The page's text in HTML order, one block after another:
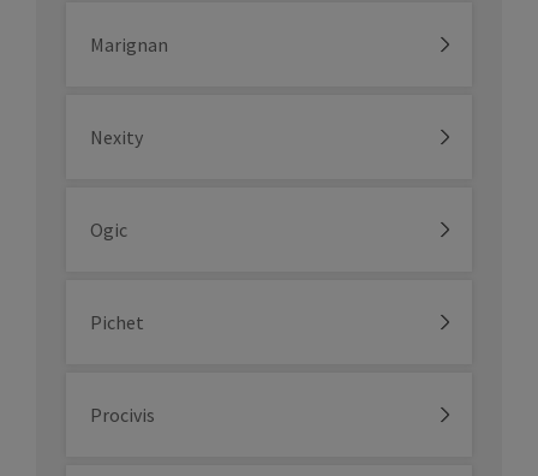
Marignan
Nexity
Ogic
Pichet
Procivis